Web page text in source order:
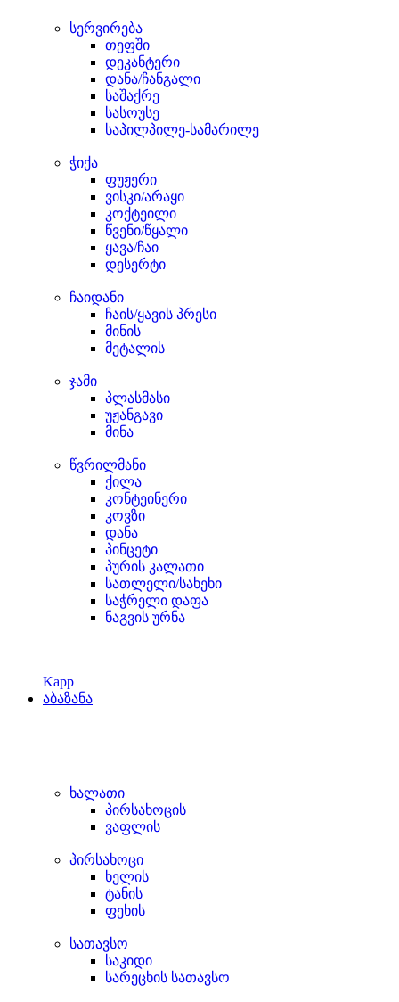
სერვირება
თეფში
დეკანტერი
დანა/ჩანგალი
საშაქრე
სასოუსე
საპილპილე-სამარილე
ჭიქა
ფუჟერი
ვისკი/არაყი
კოქტეილი
წვენი/წყალი
ყავა/ჩაი
დესერტი
ჩაიდანი
ჩაის/ყავის პრესი
მინის
მეტალის
ჯამი
პლასმასი
უჟანგავი
მინა
წვრილმანი
ქილა
კონტეინერი
კოვზი
დანა
პინცეტი
პურის კალათი
სათლელი/სახეხი
საჭრელი დაფა
ნაგვის ურნა
Kapp
აბაზანა
ხალათი
პირსახოცის
ვაფლის
პირსახოცი
ხელის
ტანის
ფეხის
სათავსო
საკიდი
სარეცხის სათავსო